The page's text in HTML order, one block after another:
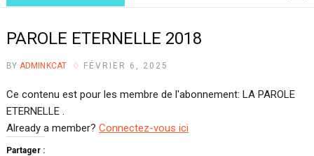
PAROLE ETERNELLE 2018
BY ADMINKCAT FÉVRIER 6, 2025
Ce contenu est pour les membre de l'abonnement: LA PAROLE
ETERNELLE .
Already a member? Connectez-vous ici
Partager :